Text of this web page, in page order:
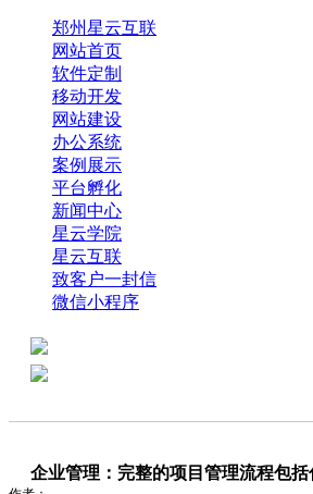
郑州星云互联
网站首页
软件定制
移动开发
网站建设
办公系统
案例展示
平台孵化
新闻中心
星云学院
星云互联
致客户一封信
微信小程序
企业管理：完整的项目管理流程包括